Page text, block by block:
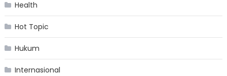
Health
Hot Topic
Hukum
Internasional